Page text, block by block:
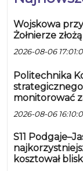
Wojskowa
Żołnierze
2026-08-06
Politechnika
monitorować
2026-08-06
S11
kosztował